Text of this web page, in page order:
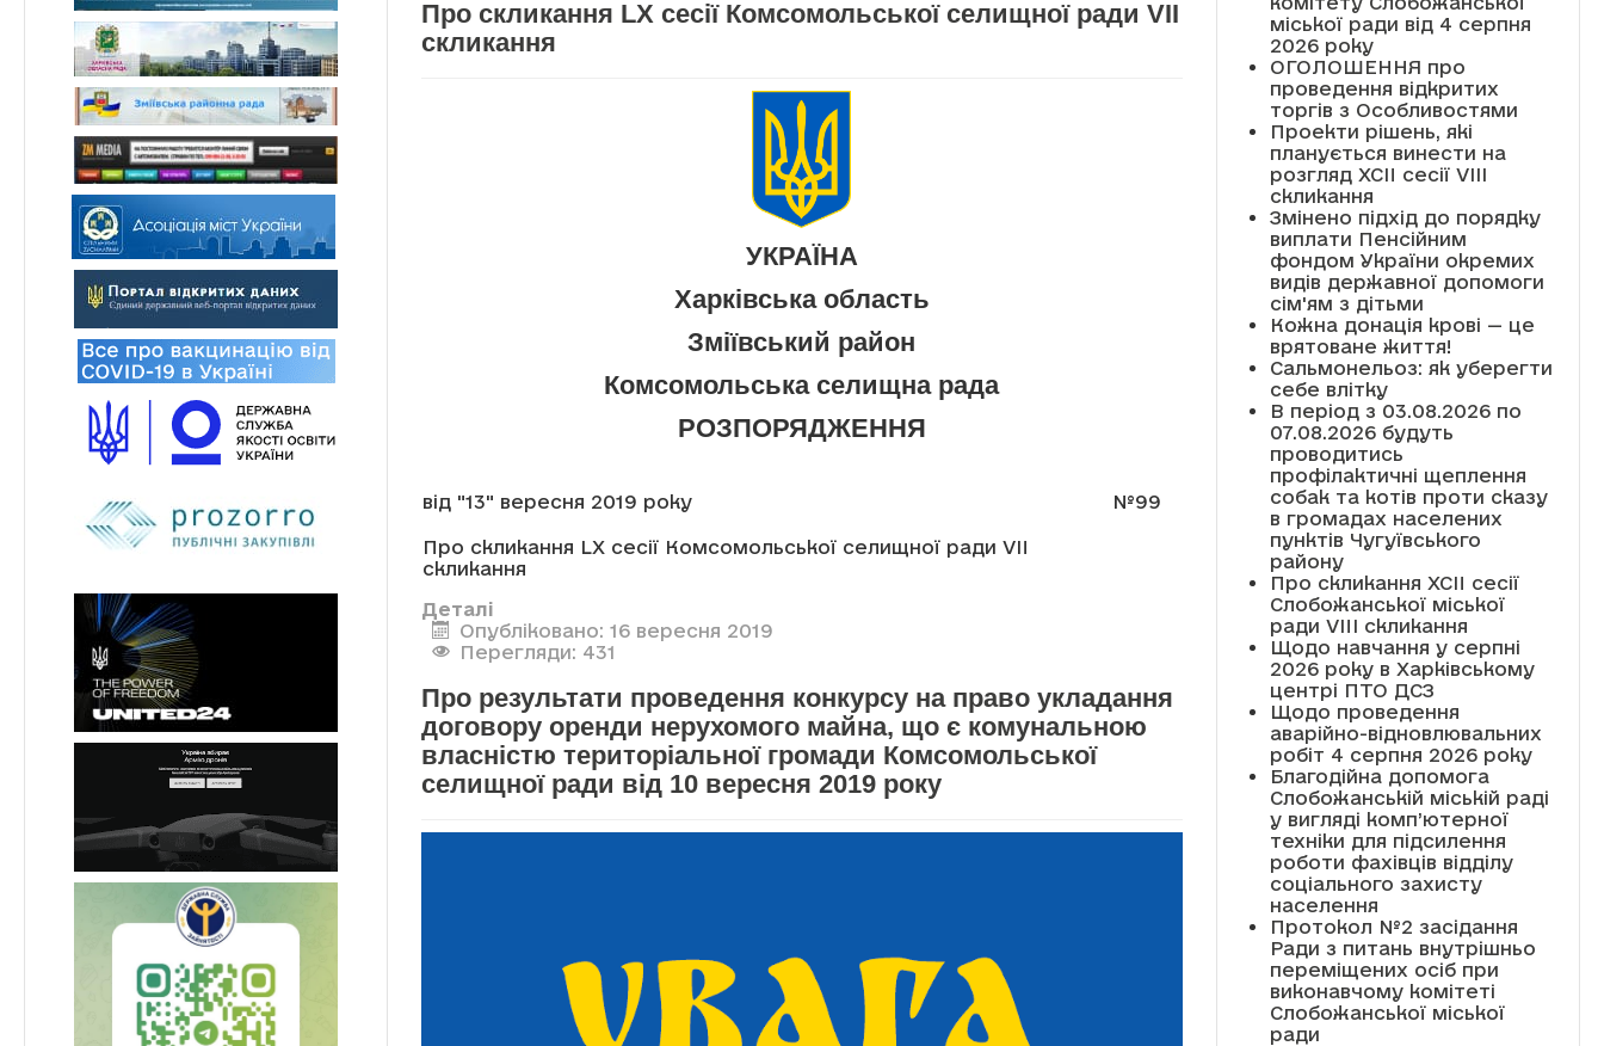
Про скликання LX сесії Комсомольської селищної ради VII
скликання
УКРАЇНА
Харківська область
Зміївський район
Комсомольська селищна рада
РОЗПОРЯДЖЕННЯ
від "13" вересня 2019 року №99
Про скликання LX сесії Комсомольської селищної ради VII
скликання
Деталі
Опубліковано: 16 вересня 2019
Перегляди: 431
Про результати проведення конкурсу на право укладання
договору оренди нерухомого майна, що є комунальною
власністю територіальної громади Комсомольської
селищної ради від 10 вересня 2019 року
міської ради від 4 серпня
2026 року
ОГОЛОШЕННЯ про
проведення відкритих
торгів з Особливостями
Проекти рішень, які
планується винести на
розгляд XCII сесії VІІІ
скликання
Змінено підхід до порядку
виплати Пенсійним
фондом України окремих
видів державної допомоги
сім'ям з дітьми
Кожна донація крові — це
врятоване життя!
Сальмонельоз: як уберегти
себе влітку
В період з 03.08.2026 по
07.08.2026 будуть
проводитись
профілактичні щеплення
собак та котів проти сказу
в громадах населених
пунктів Чугуївського
району
Про скликання XCII сесії
Слобожанської міської
ради VIII скликання
Щодо навчання у серпні
2026 року в Харківському
центрі ПТО ДСЗ
Щодо проведення
аварійно-відновлювальних
робіт 4 серпня 2026 року
Благодійна допомога
Слобожанській міській раді
у вигляді комп’ютерної
техніки для підсилення
роботи фахівців відділу
соціального захисту
населення
Протокол №2 засідання
Ради з питань внутрішньо
переміщених осіб при
виконавчому комітеті
Слобожанської міської
ради